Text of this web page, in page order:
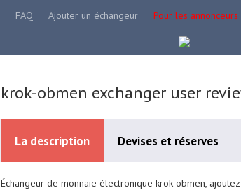
FAQ Ajouter un échangeur Pour les annonceurs
krok-obmen exchanger user
La description Devises et réserves
Échangeur de monnaie électronique krok-obmen,